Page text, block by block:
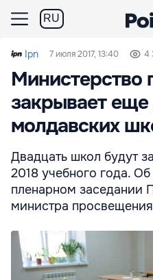
RU
Ipn 7 июля 2017, 13:40 4
Министерство
закрывает еще
молдавских
Двадцать школ будут
2018 учебного года.
пленарном заседании
министра